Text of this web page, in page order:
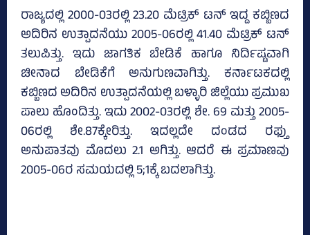
ರಾಜ್ಯದಲ್ಲಿ 2000-03ರಲ್ಲಿ 23.20 ಮೆಟ್ರಿಕ್ ಟನ್‌ ಇದ್ದ ಕಬ್ಬಿಣದ
ಅದಿರಿನ ಉತ್ಪಾದನೆಯು 2005-06ರಲ್ಲಿ 41.40 ಮೆಟ್ರಿಕ್‌ ಟನ್‌
ತಲುಪಿತ್ತು. ಇದು ಜಾಗತಿಕ ಬೇಡಿಕೆ ಹಾಗೂ ನಿರ್ದಿಷ್ಟವಾಗಿ
ಚೀನಾದ ಬೇಡಿಕೆಗೆ ಅನುಗುಣವಾಗಿತ್ತು. ಕರ್ನಾಟಕದಲ್ಲಿ
ಕಬ್ಬಿಣದ ಅದಿರಿನ ಉತ್ಪಾದನೆಯಲ್ಲಿ ಬಳ್ಳಾರಿ ಜಿಲ್ಲೆಯು ಪ್ರಮುಖ
ಪಾಲು ಹೊಂದಿತ್ತು. ಇದು 2002-03ರಲ್ಲಿ ಶೇ. 69 ಮತ್ತು 2005-
06ರಲ್ಲಿ ಶೇ.87ಕ್ಕೇರಿತ್ತು. ಇದಲ್ಲದೇ ದಂಡದ ರಫ್ತು
ಅನುಪಾತವು ಮೊದಲು 2.1 ಅಗಿತ್ತು. ಆದರೆ ಈ ಪ್ರಮಾಣವು
2005-06ರ ಸಮಯದಲ್ಲಿ 5;1ಕ್ಕೆ ಬದಲಾಗಿತ್ತು.